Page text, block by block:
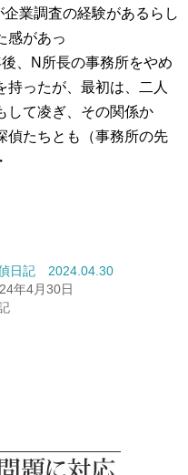
業調査の経験があるらし
感があっ
の事務所をやめ
ったが、最初は、二人
して凌ぎ、その関係か
偵たちとも（事務所の先
日記 2024.04.30
年4月30日